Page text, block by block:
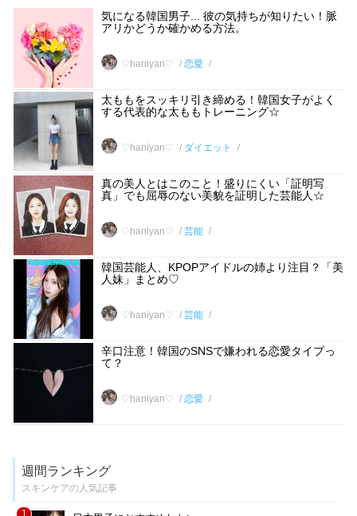
気になる韓国男子... 彼の気持ちが知りたい！脈
アリかどうか確かめる方法。
♡haniyan♡ 恋愛
太ももをスッキリ引き締める！韓国女子がよく
する代表的な太ももトレーニング☆
♡haniyan♡ ダイエット
真の美人とはこのこと！盛りにくい「証明写
真」でも屈辱のない美貌を証明した芸能人☆
♡haniyan♡ 芸能
韓国芸能人、KPOPアイドルの姉より注目？「美
人妹」まとめ♡
♡haniyan♡ 芸能
辛口注意！韓国のSNSで嫌われる恋愛タイプっ
て？
♡haniyan♡ 恋愛
週間ランキング
スキンケアの人気記事
1